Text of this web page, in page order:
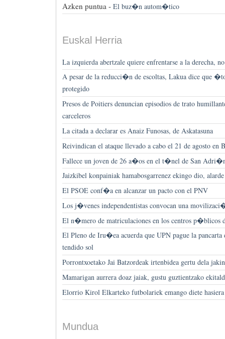
Azken puntua - El buz�n autom�tico
Euskal Herria
La izquierda abertzale quiere enfrentarse a la derecha,
A pesar de la reducci�n de escoltas, Lakua dice que
protegido
Presos de Poitiers denuncian episodios de trato
carceleros
La citada a declarar es Anaiz Funosas, de Askatasuna
Reivindican el ataque llevado a cabo el 21 de agosto en
Fallece un joven de 26 a�os en el t�nel de San
Jaizkibel konpainiak hamabosgarrenez ekingo dio,
El PSOE conf�a en alcanzar un pacto con el PNV
Los j�venes independentistas convocan una
El n�mero de matriculaciones en los centros p�blicos
El Pleno de Iru�ea acuerda que UPN pague la pancarta
tendido sol
Porrontxoetako Jai Batzordeak irtenbidea gertu dela
Mamarigan aurrera doaz jaiak, gustu guztientzako
Elorrio Kirol Elkarteko futbolariek emango diete
Mundua